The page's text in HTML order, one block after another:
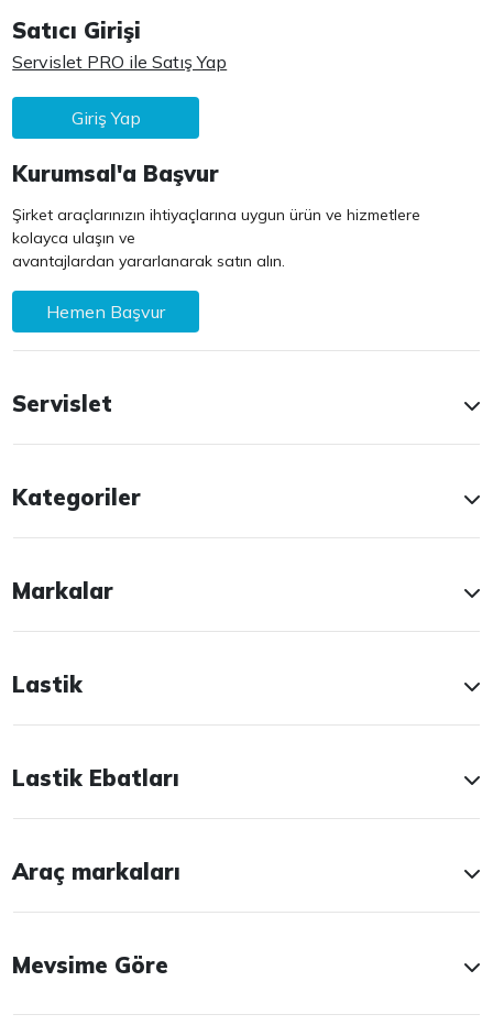
Satıcı Girişi
Servislet PRO ile Satış Yap
Giriş Yap
Kurumsal'a Başvur
Şirket araçlarınızın ihtiyaçlarına uygun ürün ve hizmetlere
kolayca ulaşın ve
avantajlardan yararlanarak satın alın.
Hemen Başvur
Servislet
Kategoriler
Markalar
Lastik
Lastik Ebatları
Araç markaları
Mevsime Göre